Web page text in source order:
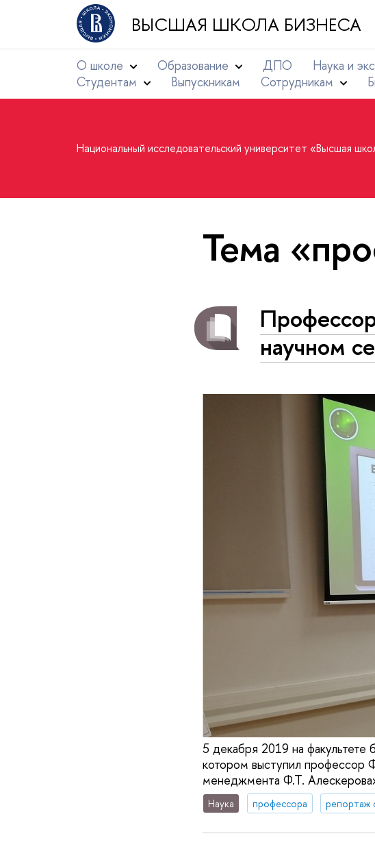
ВЫСШАЯ ШКОЛА БИЗНЕСА
О школе Образование ДПО Наука и
Студентам
Выпускникам Сотрудникам
Национальный исследовательский университет «Высшая
Тема
научном
5 декабря 2019 на
котором выступил профессор
менеджмента Ф.Т.
Наука профессора репортаж